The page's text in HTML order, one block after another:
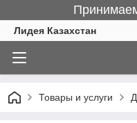
Лидея Казахстан
Товары и услуги